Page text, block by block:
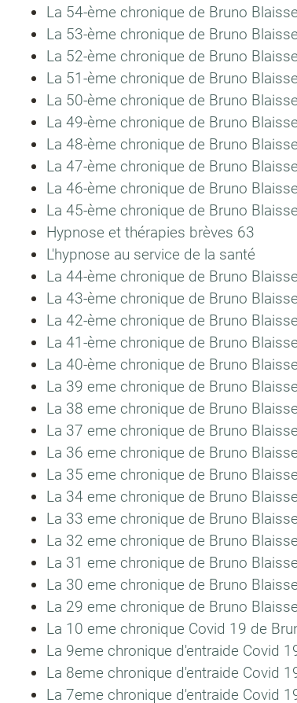
La 54-ème chronique de Bruno
La 53-ème chronique de Bruno
La 52-ème chronique de Bruno
La 51-ème chronique de Bruno
La 50-ème chronique de Bruno
La 49-ème chronique de Bruno
La 48-ème chronique de Bruno
La 47-ème chronique de Bruno Blaisse
La 46-ème chronique de Bruno Blaisse
La 45-ème chronique de Bruno Blaisse
Hypnose et thérapies brèves 63
L'hypnose au service de la santé
La 44-ème chronique de Bruno Blaisse
La 43-ème chronique de Bruno Blaisse
La 42-ème chronique de Bruno Blaisse
La 41-ème chronique de Bruno Blaisse
La 40-ème chronique de Bruno Blaisse
La 39 eme chronique de Bruno Blaisse
La 38 eme chronique de Bruno Blaisse
La 37 eme chronique de Bruno Blaisse
La 36 eme chronique de Bruno Blaisse
La 35 eme chronique de Bruno Blaisse
La 34 eme chronique de Bruno Blaisse
La 33 eme chronique de Bruno Blaisse
La 32 eme chronique de Bruno Blaisse
La 31 eme chronique de Bruno Blaisse
La 30 eme chronique de Bruno Blaisse
La 29 eme chronique de Bruno Blaisse
La 10 eme chronique Covid 19 de
La 9eme chronique d'entraide Covid
La 8eme chronique d'entraide Covid
La 7eme chronique d'entraide Covid